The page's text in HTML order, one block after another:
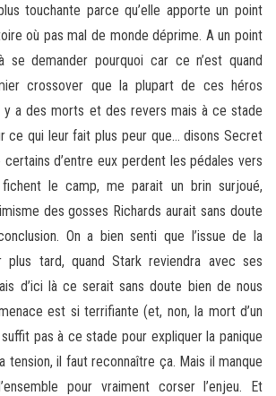
touchante parce qu’elle apporte un point
où pas mal de monde déprime. A un point
se demander pourquoi car ce n’est quand
crossover que la plupart de ces héros
y a des morts et des revers mais à ce stade
ce qui leur fait plus peur que… disons Secret
certains d’entre eux perdent les pédales vers
le camp, me parait un brin surjoué,
des gosses Richards aurait sans doute
On a bien senti que l’issue de la
tard, quand Stark reviendra avec ses
d’ici là ce serait sans doute bien de nous
est si terrifiante (et, non, la mort d’un
pas à ce stade pour expliquer la panique
tension, il faut reconnaître ça. Mais il manque
pour vraiment corser l’enjeu. Et